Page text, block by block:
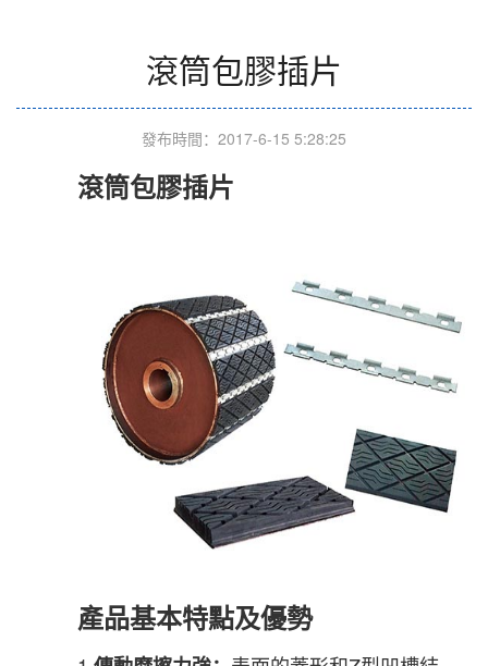
滾筒包膠插片
發布時間：2017-6-15 5:28:25
滾筒包膠插片
產品基本特點及優勢